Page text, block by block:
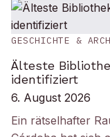
GESCHICHTE &
Älteste
identifiziert
6. August 2026
Ein rätselhafter